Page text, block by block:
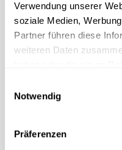
Verwendung unserer
soziale Medien,
Partner führen diese
weiteren Daten
Notwendig
Präferenzen
Bastele einen
mit einem